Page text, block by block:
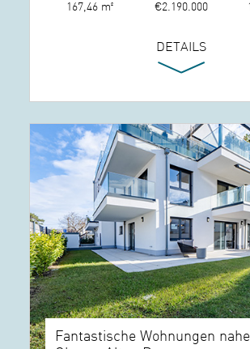
167,46 m² €2.190.000
DETAILS
Fantastische Wohnungen